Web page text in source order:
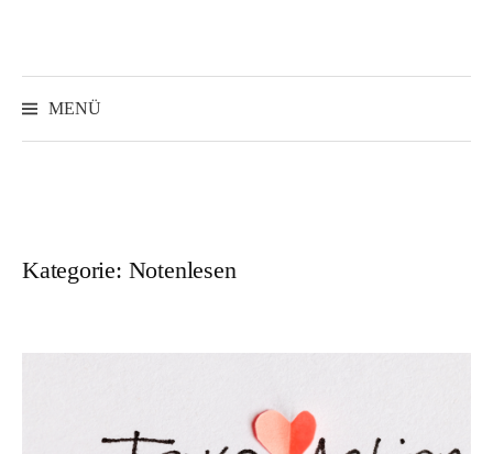
Inhalt
MENÜ
Kategorie: Notenlesen